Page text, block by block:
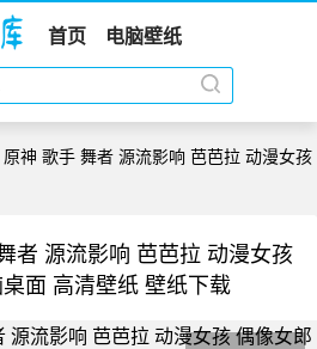
首页 电脑壁纸
原神 歌手 舞者 源流影响 芭芭拉 动漫女孩
者 源流影响 芭芭拉 动漫女孩
面 高清壁纸 壁纸下载